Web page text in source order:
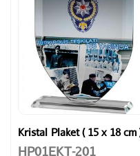
Kristal Plaket ( 15 x 18 cm
HP01EKT-201